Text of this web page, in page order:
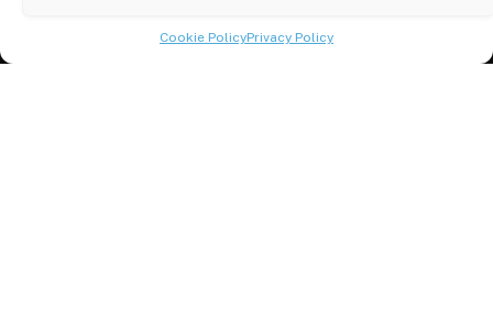
Cookie PolicyPrivacy Policy